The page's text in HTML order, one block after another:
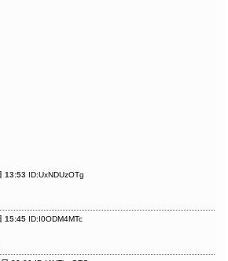
13:53 ID:UxNDUzOTg
15:45 ID:I0ODM4MTc